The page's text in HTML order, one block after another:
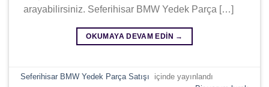
arayabilirsiniz. Seferihisar BMW Yedek Parça […]
OKUMAYA DEVAM EDIN →
Seferihisar BMW Yedek Parça Satışı
içinde yayınlandı